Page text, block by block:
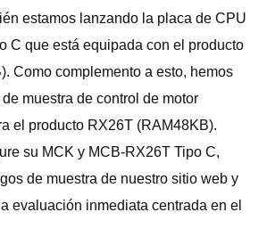
estamos lanzando la placa de CPU
C que está equipada con el producto
Como complemento a esto, hemos
muestra de control de motor
el producto RX26T (RAM48KB).
su MCK y MCB-RX26T Tipo C,
de muestra de nuestro sitio web y
evaluación inmediata centrada en el